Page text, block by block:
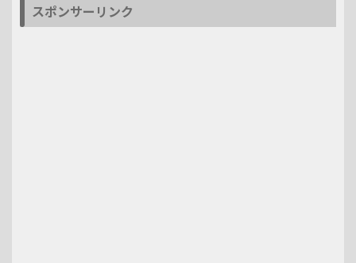
スポンサーリンク